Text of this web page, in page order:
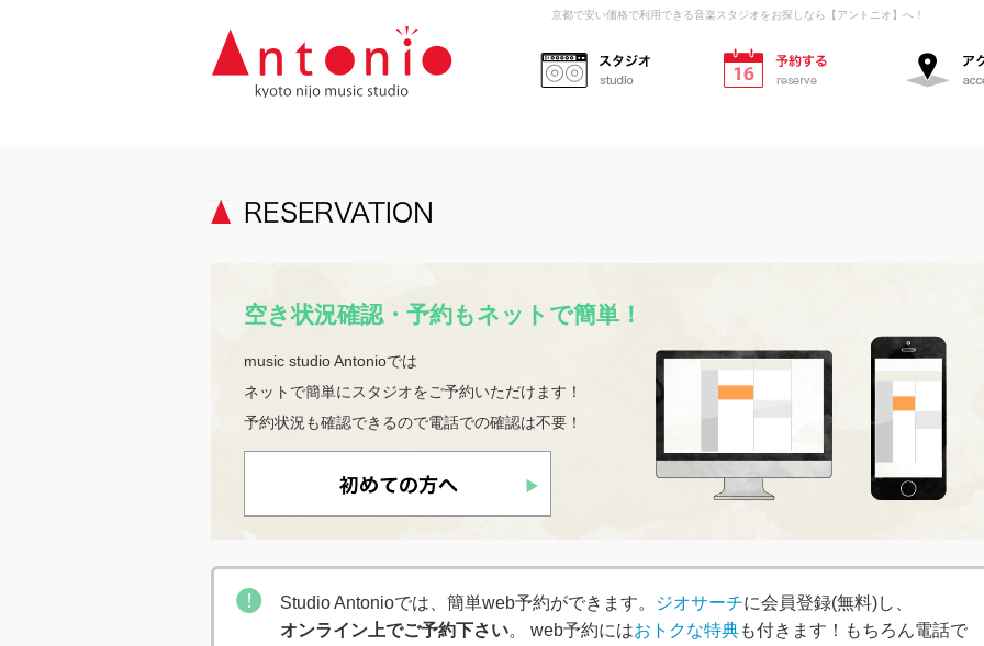
京都で安い価格で利用できる音楽スタジオをお探しなら【アントニオ】へ！
スタジオ
空き状況確認・予約もネットで簡単！
music studio Antonioでは
ネットで簡単にスタジオをご予約いただけます！
予約状況も確認できるので電話での確認は不要！
Studio Antonioでは、簡単web予約ができます。 ジオサーチに会員登録(無料)し、
オンライン上でご予約下さい。 web予約にはおトクな特典も付きます！もちろん電話で